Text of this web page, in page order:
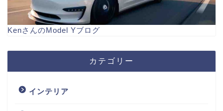
KenさんのModel Yブログ
カテゴリー
インテリア